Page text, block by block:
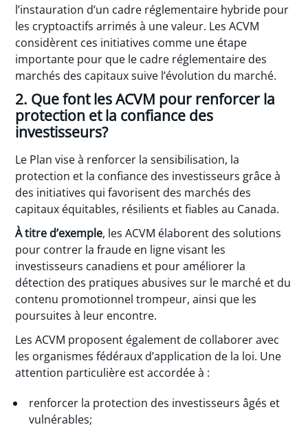
l’instauration d’un cadre réglementaire hybride pour
les cryptoactifs arrimés à une valeur. Les ACVM
considèrent ces initiatives comme une étape
importante pour que le cadre réglementaire des
marchés des capitaux suive l’évolution du marché.
2. Que font les ACVM pour renforcer la
protection et la confiance des
investisseurs?
Le Plan vise à renforcer la sensibilisation, la
protection et la confiance des investisseurs grâce à
des initiatives qui favorisent des marchés des
capitaux équitables, résilients et fiables au Canada.
À titre d’exemple, les ACVM élaborent des solutions
pour contrer la fraude en ligne visant les
investisseurs canadiens et pour améliorer la
détection des pratiques abusives sur le marché et du
contenu promotionnel trompeur, ainsi que les
poursuites à leur encontre.
Les ACVM proposent également de collaborer avec
les organismes fédéraux d’application de la loi. Une
attention particulière est accordée à :
renforcer la protection des investisseurs âgés et
vulnérables;